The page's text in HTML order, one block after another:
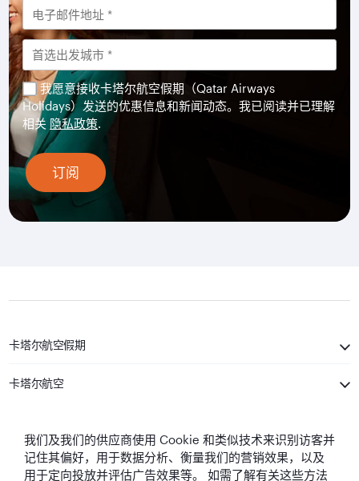
我愿意接收卡塔尔航空假期（Qatar Airways
Holidays）发送的优惠信息和新闻动态。我已阅读并已理解
相关 隐私政策.
订阅
卡塔尔航空假期
卡塔尔航空
我们及我们的供应商使用 Cookie 和类似技术来识别访客并
记住其偏好，用于数据分析、衡量我们的营销效果，以及
用于定向投放并评估广告效果等。 如需了解有关这些方法